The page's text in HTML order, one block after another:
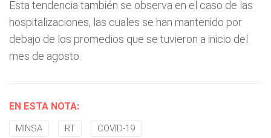
Esta tendencia también se observa en el caso de las
hospitalizaciones, las cuales se han mantenido por
debajo de los promedios que se tuvieron a inicio del
mes de agosto.
EN ESTA NOTA:
MINSA RT COVID-19